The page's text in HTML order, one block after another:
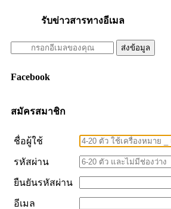
รับข่าวสารทางอีเมล
Facebook
สมัครสมาชิก
ชื่อผู้ใช้
รหัสผ่าน
ยืนยันรหัสผ่าน
อีเมล